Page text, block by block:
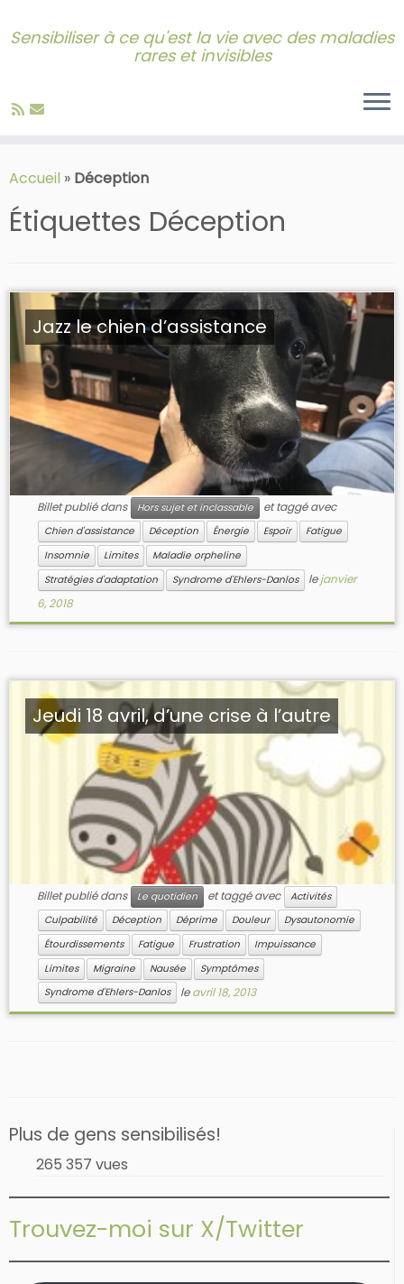
to
Sensibiliser à ce qu'est la vie avec des maladies
rares et invisibles
Accueil » Déception
Étiquettes Déception
Jazz le chien d’assistance
Billet publié dans Hors sujet et inclassable et taggé avec
Chien d'assistance Déception Énergie Espoir
Fatigue
Insomnie
Limites
Maladie orpheline
Stratégies d'adaptation
Syndrome d'Ehlers-Danlos lejanvier
6, 2018
Jeudi 18 avril, d’une crise à l’autre
Billet publié dans Le quotidien et taggé avec
Activités
Culpabilité
Déception Déprime Douleur
Dysautonomie
Étourdissements
Fatigue Frustration
Impuissance
Limites
Migraine Nausée
Symptômes
Syndrome d'Ehlers-Danlos
leavril 18, 2013
Plus de gens sensibilisés!
265 357 vues
Trouvez-moi sur X/Twitter